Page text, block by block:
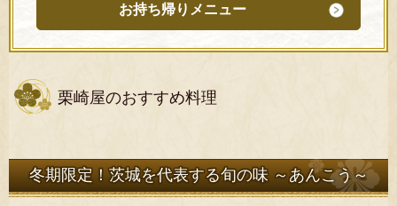
お持ち帰りメニュー
栗崎屋のおすすめ料理
冬期限定！茨城を代表する旬の味 ～あんこう～